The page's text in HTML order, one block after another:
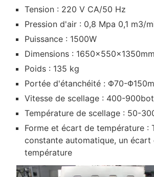
Tension : 220 V CA/50 Hz
Pression d'air : 0,8 Mpa 0,1 m3/
Puissance : 1500W
Dimensions : 1650×550×1350mm
Poids : 135 kg
Portée d'étanchéité : Φ70-
Vitesse de scellage : 400-
Température de scellage : 50-
Forme et écart de température :
constante automatique, un écart
température